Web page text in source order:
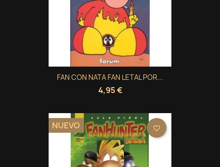
FAN CON NATA FAN LETAL POR...
4,95 €
NUEVO favorite_border